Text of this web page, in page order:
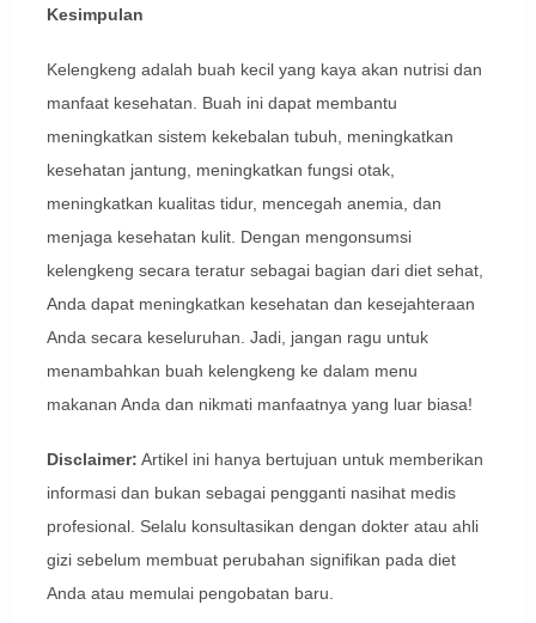
Kesimpulan
Kelengkeng adalah buah kecil yang kaya akan nutrisi dan
manfaat kesehatan. Buah ini dapat membantu
meningkatkan sistem kekebalan tubuh, meningkatkan
kesehatan jantung, meningkatkan fungsi otak,
meningkatkan kualitas tidur, mencegah anemia, dan
menjaga kesehatan kulit. Dengan mengonsumsi
kelengkeng secara teratur sebagai bagian dari diet sehat,
Anda dapat meningkatkan kesehatan dan kesejahteraan
Anda secara keseluruhan. Jadi, jangan ragu untuk
menambahkan buah kelengkeng ke dalam menu
makanan Anda dan nikmati manfaatnya yang luar biasa!
Disclaimer: Artikel ini hanya bertujuan untuk memberikan
informasi dan bukan sebagai pengganti nasihat medis
profesional. Selalu konsultasikan dengan dokter atau ahli
gizi sebelum membuat perubahan signifikan pada diet
Anda atau memulai pengobatan baru.